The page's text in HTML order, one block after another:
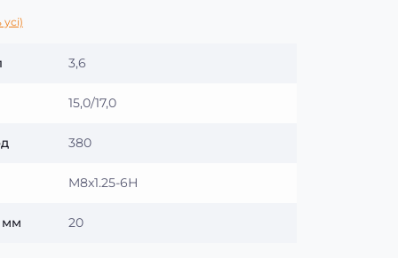
3,6
15,0/17,0
380
M8x1.25-6H
мм 20